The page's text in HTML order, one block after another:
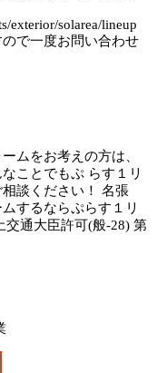
exterior/solarea/lineup
で一度お問い合わせ
ムをお考えの方は、
ことでもぷ らす１リ
談ください！ 名張
するならぷらす１リ
交通大臣許可(般-28) 第